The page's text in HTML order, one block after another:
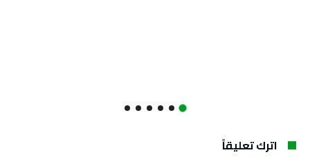
اترك تعليقاً